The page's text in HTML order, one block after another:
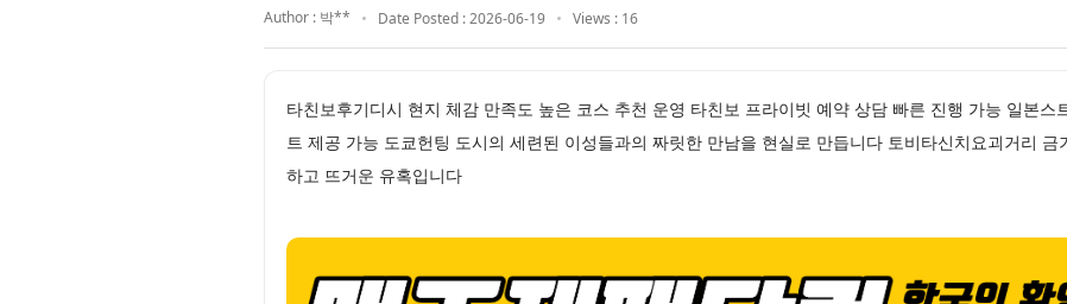
Author : 박** Date Posted : 2026-06-19 Views : 16
타친보후기디시 현지 체감 만족도 높은 코스 추천 운영 타친보 프라이빗 예약 상담 빠른 진행 가능 일본스
트 제공 가능 도쿄헌팅 도시의 세련된 이성들과의 짜릿한 만남을 현실로 만듭니다 토비타신치요괴거리 금
하고 뜨거운 유혹입니다